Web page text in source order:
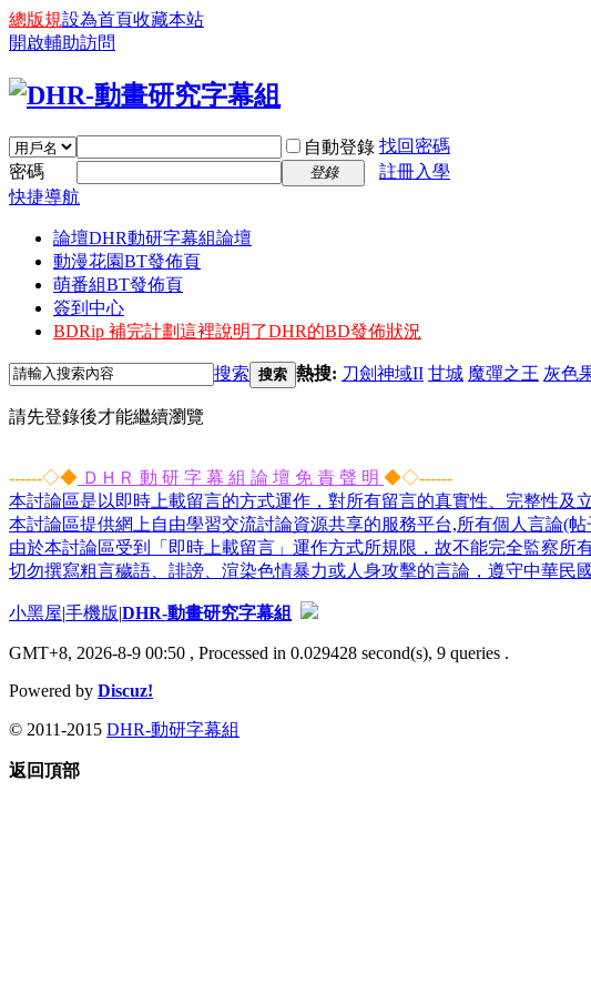
總版規設為首頁收藏本站
開啟輔助訪問
自動登錄 找回密碼
密碼
登錄
註冊入學
快捷導航
論壇DHR動研字幕組論壇
動漫花園BT發佈頁
萌番組BT發佈頁
簽到中心
BDRip 補完計劃這裡說明了DHR的BD發佈狀況
搜索 搜索 熱搜: 刀劍神域II 甘城 魔彈之王 灰色
請先登錄後才能繼續瀏覽
------◇◆ ＤＨＲ 動 研 字 幕 組 論 壇 免 責 聲 明 ◆◇------
本討論區是以即時上載留言的方式運作，對所有留言的真實性、完整性及
本討論區提供網上自由學習交流討論資源共享的服務平台,所有個人言論(
由於本討論區受到「即時上載留言」運作方式所規限，故不能完全監察所
切勿撰寫粗言穢語、誹謗、渲染色情暴力或人身攻擊的言論，遵守中華民
小黑屋|手機版|DHR-動畫研究字幕組
GMT+8, 2026-8-9 00:50 , Processed in 0.029428 second(s), 9 queries .
Powered by Discuz!
© 2011-2015 DHR-動研字幕組
返回頂部